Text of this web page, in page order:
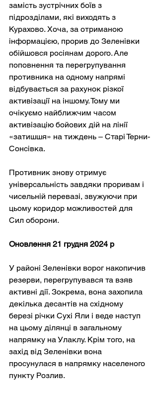
замість зустрічних боїв з
підрозділами, які виходять з
Курахово. Хоча, за отриманою
інформацією, прорив до Зеленівки
обійшовся росіянам дорого. Але
поповнення та перегрупування
противника на одному напрямі
відбувається за рахунок різкої
активізації на іншому. Тому ми
очікуємо найближчим часом
активізацію бойових дій на лінії
«затишшя» на тиждень – Старі Терни-
Сонсівка.
Противник знову отримує
універсальність завдяки проривам і
чисельній перевазі, звужуючи при
цьому коридор можливостей для
Сил оборони.
Оновлення 21 грудня 2024 р
У районі Зеленівки ворог накопичив
резерви, перегрупувався та взяв
активні дії. Зокрема, вона захопила
декілька десантів на східному
березі річки Сухі Яли і веде наступ
на цьому ділянці в загальному
напрямку на Улаклу. Крім того, на
захід від Зеленівки вона
просунулася в напрямку населеного
пункту Розлив.